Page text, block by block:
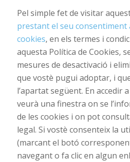
Pel simple fet de visitar
prestant el seu consentiment
cookies, en els termes i
aquesta Política de Cookies,
mesures de desactivació i
que vostè pugui adoptar, i
l’apartat següent. En accedir
veurà una finestra on se
de les cookies i on pot
legal. Si vostè consenteix la
(marcant el botó
navegant o fa clic en algun